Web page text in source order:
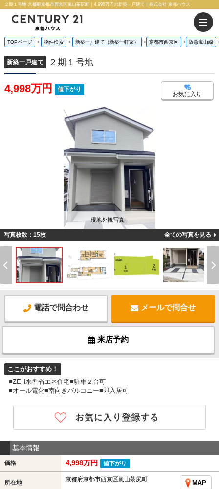
２期１号地 京都府京都市西京区嵐山茶尻町｜4,998万円の新築一戸建て｜株式会社 京都ハウス
TOPページ 物件検索 新築一戸建て（新築一軒家） 京都市西京区 阪急嵐山線
新築一戸建て ２期１号地
4,998万円 値下がり
お気に入り
現地外観写真 -
写真枚数：15枚 全ての写真を見る
電話で問合わせ メールで問合せ
来店予約
ここがおすすめ！
■ZEH水準省エネ住宅■駐車２台可
■オール電化■南向きバルコニー■即入居可
基本情報
価格 4,998万円 値下がり
所在地 京都府京都市西京区嵐山茶尻町
MAP